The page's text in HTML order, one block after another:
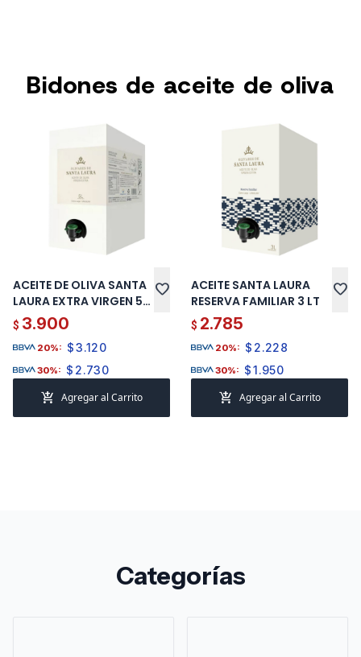
Bidones de aceite de oliva
ACEITE DE OLIVA SANTA
LAURA EXTRA VIRGEN 5
LT
favorite
$ 3.900
20%: $3.120
30%: $ 2.730
add_shopping_cart Agregar al Carrito
ACEITE SANTA LAURA
RESERVA FAMILIAR 3 LT
favorite
$ 2.785
20%: $ 2.228
30%: $1.950
add_shopping_cart Agregar al Carrito
Categorías